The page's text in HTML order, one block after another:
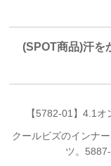
(SPOT商品)汗を
【5782-01】4.1
クールビズのインナ
ツ。